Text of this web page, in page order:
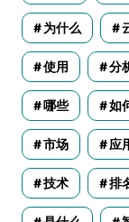
为什么
使用 分
哪些 如
市场 应
技术 排